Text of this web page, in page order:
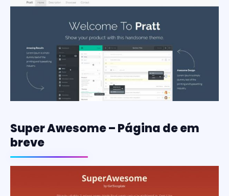
Super Awesome – Página de em
breve